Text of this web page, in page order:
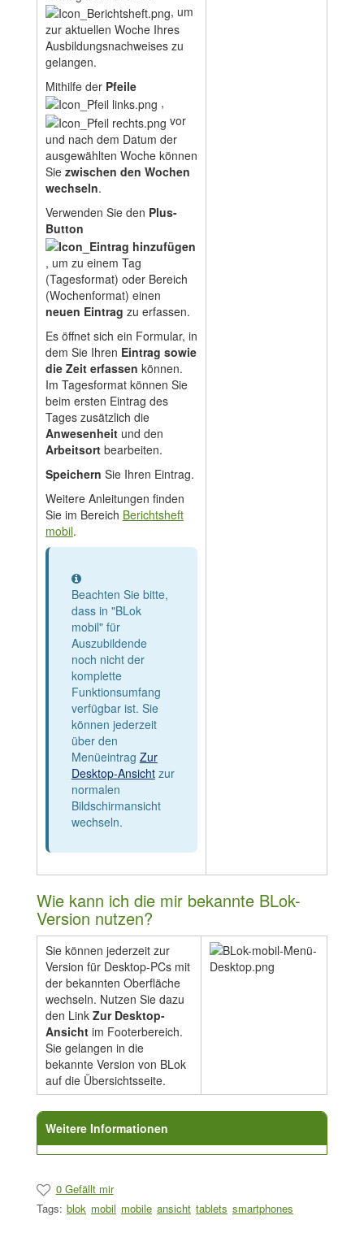
, um
zur aktuellen Woche Ihres
Ausbildungsnachweises zu
gelangen.
Mithilfe der Pfeile
,
vor
und nach dem Datum der
ausgewählten Woche können
Sie zwischen den Wochen
wechseln.
Verwenden Sie den Plus-
Button
, um zu einem Tag
(Tagesformat) oder Bereich
(Wochenformat) einen
neuen Eintrag zu erfassen.
Es öffnet sich ein Formular, in
dem Sie Ihren Eintrag sowie
die Zeit erfassen können.
Im Tagesformat können Sie
beim ersten Eintrag des
Tages zusätzlich die
Anwesenheitund den
Arbeitsortbearbeiten.
Speichern Sie Ihren Eintrag.
Weitere Anleitungen finden
Sie im Bereich Berichtsheft
mobil.
Information
Beachten Sie bitte,
dass in "BLok
mobil" für
Auszubildende
noch nicht der
komplette
Funktionsumfang
verfügbar ist. Sie
können jederzeit
über den
Menüeintrag Zur
Desktop-Ansichtzur
normalen
Bildschirmansicht
wechseln.
Wie kann ich die mir bekannte BLok-
Version nutzen?
Sie können jederzeit zur
Version für Desktop-PCs mit
der bekannten Oberfläche
wechseln. Nutzen Sie dazu
den Link Zur Desktop-
Ansichtim Footerbereich.
Sie gelangen in die
bekannte Version von BLok
auf die Übersichtsseite.
Weitere Informationen
0 Gefällt mir
Tags: blok mobil mobile ansicht tablets smartphones